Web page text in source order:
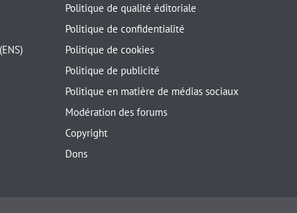
Politique de qualité éditoriale
Politique de confidentialité
Politique de cookies
Politique de publicité
Politique en matière de médias sociaux
Modération des forums
Copyright
Dons